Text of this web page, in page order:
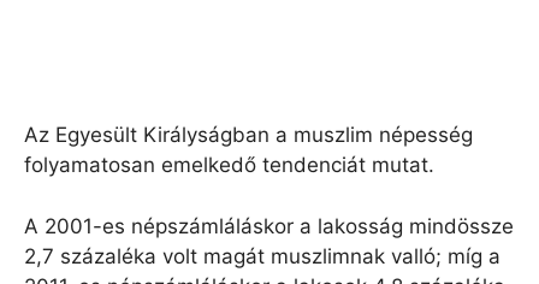
Az Egyesült Királyságban a muszlim népesség
folyamatosan emelkedő tendenciát mutat.
A 2001-es népszámláláskor a lakosság mindössze
2,7 százaléka volt magát muszlimnak valló; míg a